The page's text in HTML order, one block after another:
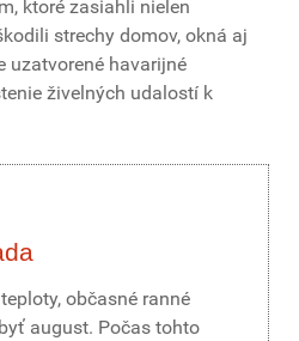
ktoré zasiahli nielen
strechy domov, okná aj
uzatvorené havarijné
živelných udalostí k
občasné ranné
august. Počas tohto